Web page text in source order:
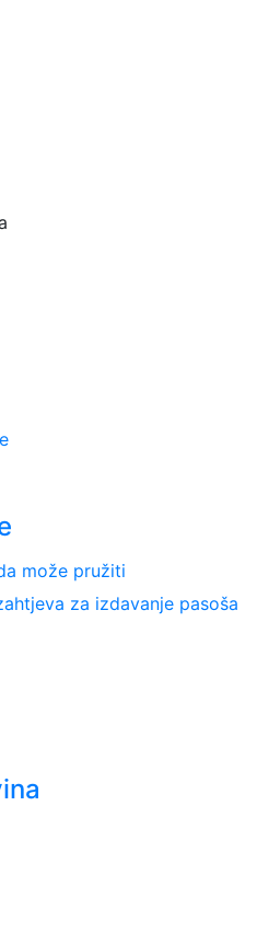
može pružiti
za izdavanje pasoša